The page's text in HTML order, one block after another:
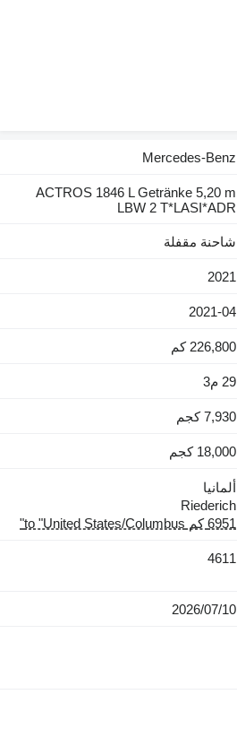
Mercedes-Benz
ACTROS 1846 L Getränke 5,20 m
LBW 2 T*LASI*ADR
شاحنة مقفلة
2021
2021-04
226,800 كم
29 م3
7,930 كجم
18,000 كجم
ألمانيا
Riederich
6951 كم to "United States/Columbus"
4611
10‏/07‏/2026